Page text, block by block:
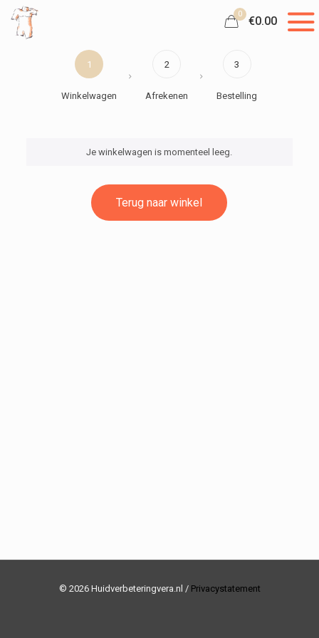
0
€0.00
1
Winkelwagen
2
Afrekenen
3
Bestelling
Je winkelwagen is momenteel leeg.
Terug naar winkel
© 2026 Huidverbeteringvera.nl / Privacystatement